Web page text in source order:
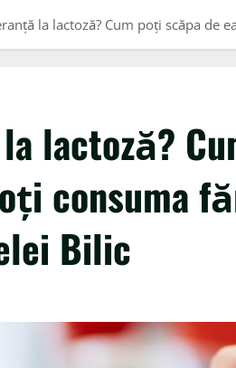
la lactoză? Cum poți scăpa de
lactoză?
consuma
Bilic